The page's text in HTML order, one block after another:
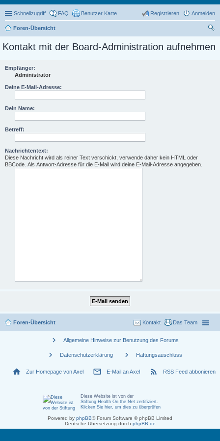
Schnellzugriff FAQ Benutzer Karte Anmelden
Registrieren
Foren-Übersicht
he
Kontakt mit der Board-Administration aufnehmen
Empfänger:
Administrator
Deine E-Mail-Adresse:
Dein Name:
Betreff:
Nachrichtentext:
Diese Nachricht wird als reiner Text verschickt, verwende daher kein HTML oder
BBCode. Als Antwort-Adresse für die E-Mail wird deine E-Mail-Adresse angegeben.
Foren-Übersicht Das Team
Kontakt
chevron_right Allgemeine Hinweise zur Benutzung des Forums
chevron_right Datenschutzerklärung chevron_right Haftungsauschluss
home Zur Homepage von Axel mail_outline E-Mail an Axel rss_feed RSS Feed abbonieren
Diese Website ist von der
Stiftung Health On the Net zertifiziert.
Klicken Sie hier, um dies zu überprüfen
Powered by phpBB® Forum Software © phpBB Limited
Deutsche Übersetzung durch phpBB.de